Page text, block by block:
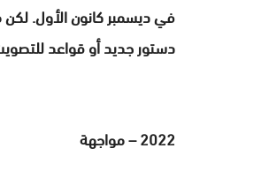
في ديسمبر كانون الأول.
دستور جديد أو قواعد
2022 – مواجهة